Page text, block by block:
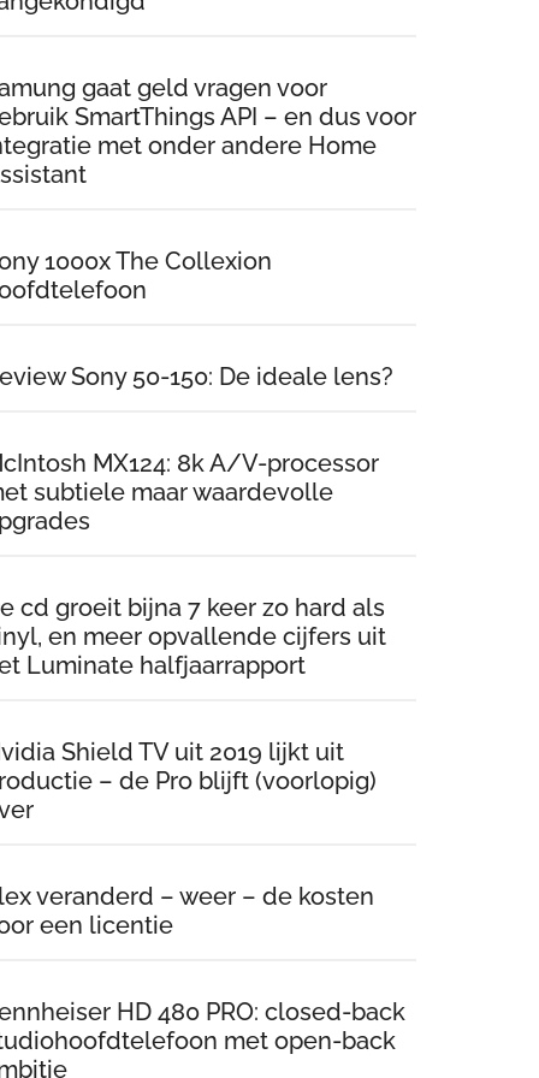
gaat geld vragen voor
SmartThings API – en dus voor
met onder andere Home
1000x The Collexion
Sony 50-150: De ideale lens?
MX124: 8k A/V-processor
subtiele maar waardevolle
cd groeit bijna 7 keer zo hard als
en meer opvallende cijfers uit
Luminate halfjaarrapport
Shield TV uit 2019 lijkt uit
– de Pro blijft (voorlopig)
veranderd – weer – de kosten
een licentie
HD 480 PRO: closed-back
met open-back